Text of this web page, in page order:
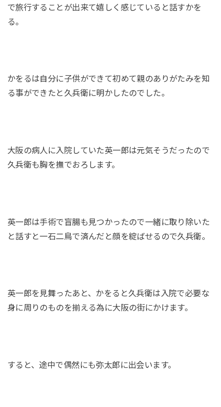
で旅行することが出来て嬉しく感じていると話すかを
る。
かをるは自分に子供ができて初めて親のありがたみを知
る事ができたと久兵衛に明かしたのでした。
大阪の病人に入院していた英一郎は元気そうだったので
久兵衛も胸を撫でおろします。
英一郎は手術で盲腸も見つかったので一緒に取り除いた
と話すと一石二鳥で済んだと顔を綻ばせるので久兵衛。
英一郎を見舞ったあと、かをると久兵衛は入院で必要な
身に周りのものを揃える為に大阪の街にかけます。
すると、途中で偶然にも弥太郎に出会います。